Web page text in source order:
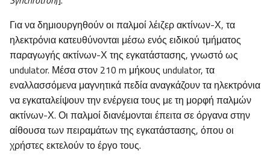
Για να δημιουργηθούν οι παλμοί λέιζερ ακτίνων-Χ, τα
ηλεκτρόνια κατευθύνονται μέσω ενός ειδικού τμήματος
παραγωγής ακτίνων-Χ της εγκατάστασης, γνωστό ως
undulator. Μέσα στον 210 m μήκους undulator, τα
εναλλασσόμενα μαγνητικά πεδία αναγκάζουν τα ηλεκτρόνια
να εγκαταλείψουν την ενέργεια τους με τη μορφή παλμών
ακτίνων-Χ. Οι παλμοί διανέμονται έπειτα σε όργανα στην
αίθουσα των πειραμάτων της εγκατάστασης, όπου οι
χρήστες εκτελούν το έργο τους.